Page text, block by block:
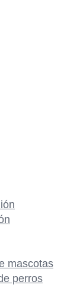
mascotas
perros